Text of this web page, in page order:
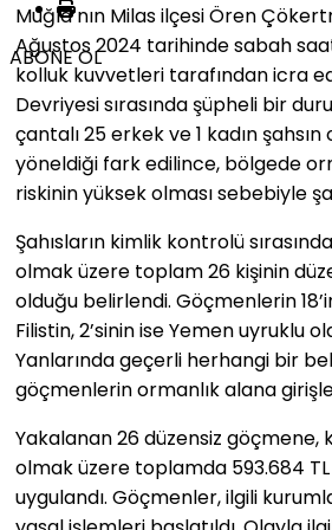
ABONE OL
Muğla’nın Milas ilçesi Ören
Ağustos 2024 tarihinde sabah
kolluk kuvvetleri tarafından icra
Devriyesi sırasında şüpheli bir
çantalı 25 erkek ve 1 kadın
yöneldiği fark edilince, bölgede
riskinin yüksek olması sebebiyle
Şahısların kimlik kontrolü
olmak üzere toplam 26 kişinin
olduğu belirlendi. Göçmenlerin
Filistin, 2’sinin ise Yemen uyruklu
Yanlarında geçerli herhangi bir
göçmenlerin ormanlık alana
Yakalanan 26 düzensiz göçmene,
olmak üzere toplamda 593.684
uygulandı. Göçmenler, ilgili